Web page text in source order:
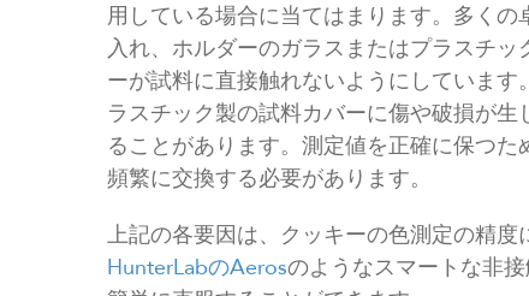
用している場合に当てはまります。多く
入れ、ホルダーのガラスまたはプラスチ
ーが試料に直接触れないようにしていま
ラスチック製の試料カバーに傷や破損が
ることがあります。測定値を正確に保つ
頻繁に交換する必要があります。
上記の各要因は、クッキーの色測定の精度
HunterLabのAerosのようなスマートな非